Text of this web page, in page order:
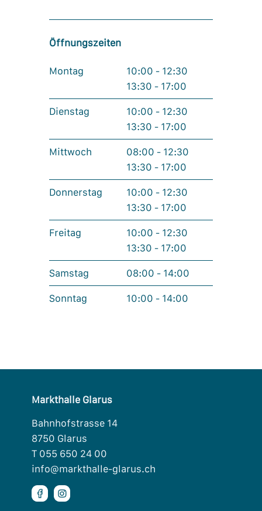
Öffnungszeiten
Montag
10:00 - 12:30
13:30 - 17:00
Dienstag
10:00 - 12:30
13:30 - 17:00
Mittwoch
08:00 - 12:30
13:30 - 17:00
Donnerstag
10:00 - 12:30
13:30 - 17:00
Freitag
10:00 - 12:30
13:30 - 17:00
Samstag 08:00 - 14:00
Sonntag 10:00 - 14:00
Markthalle Glarus
Bahnhofstrasse 14
8750 Glarus
T 055 650 24 00
info@markthalle-glarus.ch
 